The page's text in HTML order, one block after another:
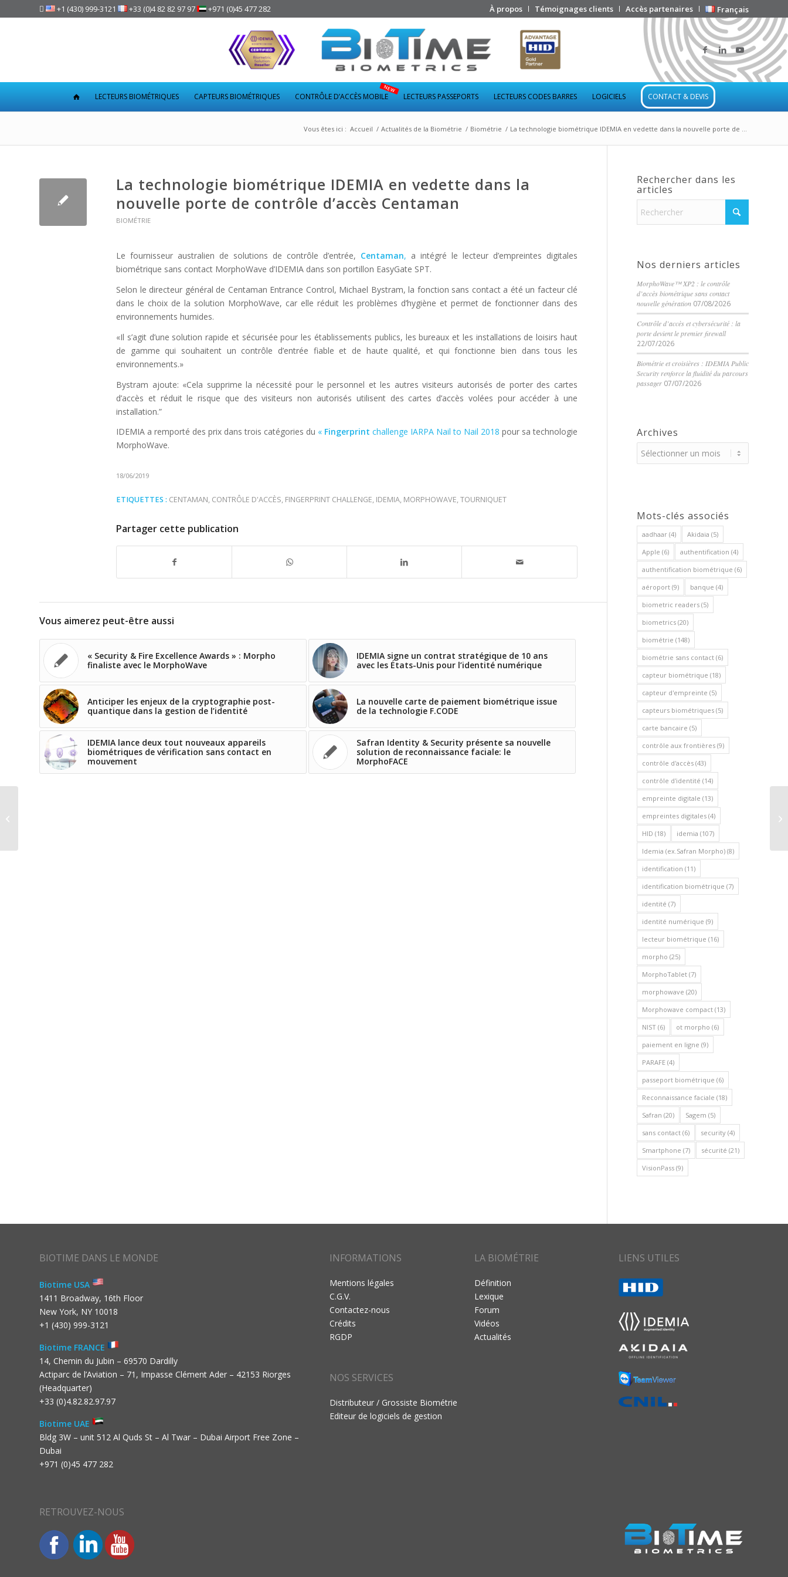
À propos Témoignages clients Accès partenaires Français
 +1 (430) 999-3121 +33 (0)4 82 82 97 97 +971 (0)45 477 282
LECTEURS BIOMÉTRIQUES CAPTEURS BIOMÉTRIQUES CONTRÔLE D’ACCÈS MOBILE LECTEURS PASSEPORTS LECTEURS CODES BARRES LOGICIELS CONTACT & DEVIS
Vous êtes ici : Accueil / Actualités de la Biométrie / Biométrie / La technologie biométrique IDEMIA en vedette dans la nouvelle porte de ...
La technologie biométrique IDEMIA en vedette dans la
nouvelle porte de contrôle d’accès Centaman
BIOMÉTRIE
Le fournisseur australien de solutions de contrôle d’entrée, Centaman, a intégré le lecteur d’empreintes digitales
biométrique sans contact MorphoWave d’IDEMIA dans son portillon EasyGate SPT.
Selon le directeur général de Centaman Entrance Control, Michael Bystram, la fonction sans contact a été un facteur clé
dans le choix de la solution MorphoWave, car elle réduit les problèmes d’hygiène et permet de fonctionner dans des
environnements humides.
«Il s’agit d’une solution rapide et sécurisée pour les établissements publics, les bureaux et les installations de loisirs haut
de gamme qui souhaitent un contrôle d’entrée fiable et de haute qualité, et qui fonctionne bien dans tous les
environnements.»
Bystram ajoute: «Cela supprime la nécessité pour le personnel et les autres visiteurs autorisés de porter des cartes
d’accès et réduit le risque que des visiteurs non autorisés utilisent des cartes d’accès volées pour accéder à une
installation.”
IDEMIA a remporté des prix dans trois catégories du « Fingerprint challenge IARPA Nail to Nail 2018 pour sa technologie
MorphoWave.
18/06/2019
ETIQUETTES : CENTAMAN, CONTRÔLE D'ACCÈS, FINGERPRINT CHALLENGE, IDEMIA, MORPHOWAVE, TOURNIQUET
Partager cette publication
Vous aimerez peut-être aussi
« Security & Fire Excellence Awards » : Morpho
finaliste avec le MorphoWave
IDEMIA signe un contrat stratégique de 10 ans
avec les États-Unis pour l’identité numérique
Anticiper les enjeux de la cryptographie post-
quantique dans la gestion de l’identité
La nouvelle carte de paiement biométrique issue
de la technologie F.CODE
IDEMIA lance deux tout nouveaux appareils
biométriques de vérification sans contact en
mouvement
Safran Identity & Security présente sa nouvelle
solution de reconnaissance faciale: le
MorphoFACE
Rechercher dans les
articles
Nos derniers articles
MorphoWave™ XP2 : le contrôle
d’accès biométrique sans contact
nouvelle génération 07/08/2026
Contrôle d’accès et cybersécurité : la
porte devient le premier firewall
22/07/2026
Biométrie et croisières : IDEMIA Public
Security renforce la fluidité du parcours
passager 07/07/2026
Archives
Mots-clés associés
aadhaar (4) Akidaia (5)
Apple (6) authentification (4)
authentification biométrique (6)
aéroport (9) banque (4)
biometric readers (5)
biometrics (20)
biométrie (148)
biométrie sans contact (6)
capteur biométrique (18)
capteur d'empreinte (5)
capteurs biométriques (5)
carte bancaire (5)
contrôle aux frontières (9)
contrôle d'accès (43)
contrôle d'identité (14)
empreinte digitale (13)
empreintes digitales (4)
HID (18) idemia (107)
Idemia (ex.Safran Morpho) (8)
identification (11)
identification biométrique (7)
identité (7)
identité numérique (9)
lecteur biométrique (16)
morpho (25)
MorphoTablet (7)
morphowave (20)
Morphowave compact (13)
NIST (6) ot morpho (6)
paiement en ligne (9)
PARAFE (4)
passeport biométrique (6)
Reconnaissance faciale (18)
Safran (20) Sagem (5)
sans contact (6) security (4)
Smartphone (7) sécurité (21)
VisionPass (9)
BIOTIME DANS LE MONDE
Biotime USA
1411 Broadway, 16th Floor
New York, NY 10018
+1 (430) 999-3121
Biotime FRANCE
14, Chemin du Jubin – 69570 Dardilly
Actiparc de l’Aviation – 71, Impasse Clément Ader – 42153 Riorges
(Headquarter)
+33 (0)4.82.82.97.97
Biotime UAE
Bldg 3W – unit 512 Al Quds St – Al Twar – Dubai Airport Free Zone –
Dubai
+971 (0)45 477 282
INFORMATIONS
Mentions légales
C.G.V.
Contactez-nous
Crédits
RGDP
NOS SERVICES
Distributeur / Grossiste Biométrie
Editeur de logiciels de gestion
LA BIOMÉTRIE
Définition
Lexique
Forum
Vidéos
Actualités
LIENS UTILES
RETROUVEZ-NOUS